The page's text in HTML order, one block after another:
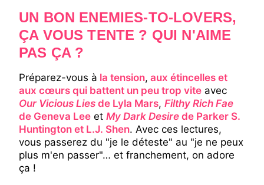
UN BON ENEMIES-TO-LOVERS,
ÇA VOUS TENTE ? QUI N'AIME
PAS ÇA ?
Préparez-vous à la tension, aux étincelles et
aux cœurs qui battent un peu trop vite avec
Our Vicious Lies de Lyla Mars, Filthy Rich Fae
de Geneva Lee et My Dark Desire de Parker S.
Huntington et L.J. Shen. Avec ces lectures,
vous passerez du "je le déteste" au "je ne peux
plus m'en passer"… et franchement, on adore
ça !